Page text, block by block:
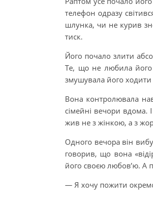
телефон одразу
шлунка, чи не курив
тиск.
Його почало злити
Те, що не любила його
змушувала його ходити
Вона контролювала
сімейні вечори вдома.
жив не з жінкою, а з
Одного вечора він
говорив, що вона
його своєю любов’ю. А
— Я хочу пожити